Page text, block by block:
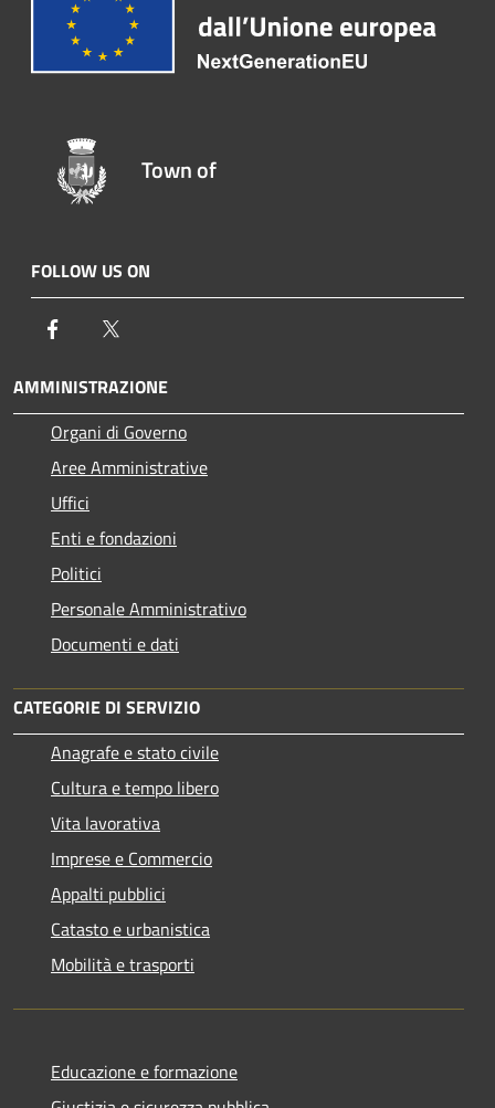
Town of
FOLLOW US ON
Facebook
AMMINISTRAZIONE
Organi di Governo
Aree Amministrative
Uffici
Enti e fondazioni
Politici
Personale Amministrativo
Documenti e dati
CATEGORIE DI SERVIZIO
Anagrafe e stato civile
Cultura e tempo libero
Vita lavorativa
Imprese e Commercio
Appalti pubblici
Catasto e urbanistica
Mobilità e trasporti
Educazione e formazione